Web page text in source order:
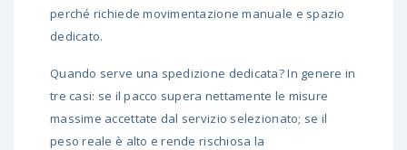
perché richiede movimentazione manuale e spazio
dedicato.
Quando serve una spedizione dedicata? In genere in
tre casi: se il pacco supera nettamente le misure
massime accettate dal servizio selezionato; se il
peso reale è alto e rende rischiosa la